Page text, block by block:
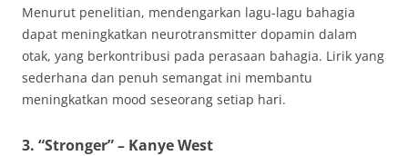
Menurut penelitian, mendengarkan lagu-lagu bahagia
dapat meningkatkan neurotransmitter dopamin dalam
otak, yang berkontribusi pada perasaan bahagia. Lirik yang
sederhana dan penuh semangat ini membantu
meningkatkan mood seseorang setiap hari.
3. “Stronger” – Kanye West